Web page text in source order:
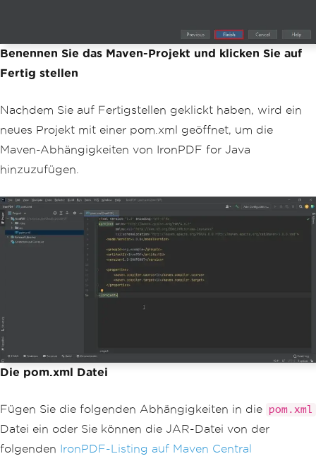
Benennen Sie das Maven-Projekt und klicken Sie auf
Fertig stellen
Nachdem Sie auf Fertigstellen geklickt haben, wird ein
neues Projekt mit einer pom.xml geöffnet, um die
Maven-Abhängigkeiten von IronPDF for Java
hinzuzufügen.
Die pom.xml Datei
Fügen Sie die folgenden Abhängigkeiten in die pom.xml
Datei ein oder Sie können die JAR-Datei von der
folgenden IronPDF-Listing auf Maven Central